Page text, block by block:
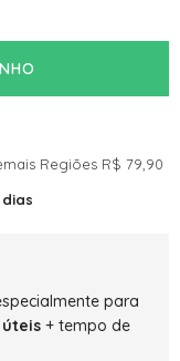
Regiões R$ 79,90‎‎
para
úteis + tempo de